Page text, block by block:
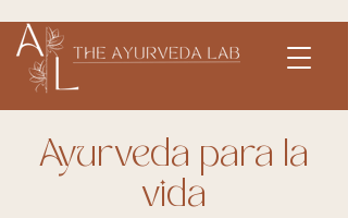
Ayurveda para la
vida